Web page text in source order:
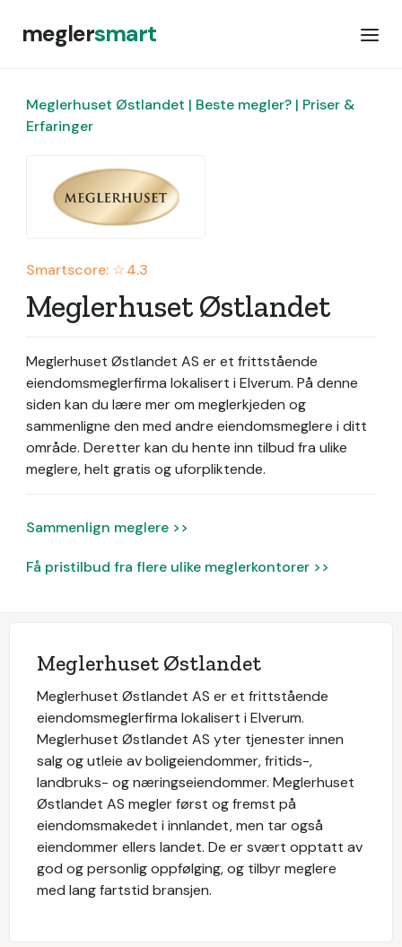
meglersmart
Meglerhuset Østlandet | Beste megler? | Priser &
Erfaringer
Smartscore: ☆4.3
Meglerhuset Østlandet
Meglerhuset Østlandet AS er et frittstående
eiendomsmeglerfirma lokalisert i Elverum. På denne
siden kan du lære mer om meglerkjeden og
sammenligne den med andre eiendomsmeglere i ditt
område. Deretter kan du hente inn tilbud fra ulike
meglere, helt gratis og uforpliktende.
Sammenlign meglere >>
Få pristilbud fra flere ulike meglerkontorer >>
Meglerhuset Østlandet
Meglerhuset Østlandet AS er et frittstående
eiendomsmeglerfirma lokalisert i Elverum.
Meglerhuset Østlandet AS yter tjenester innen
salg og utleie av boligeiendommer, fritids-,
landbruks- og næringseiendommer. Meglerhuset
Østlandet AS megler først og fremst på
eiendomsmakedet i innlandet, men tar også
eiendommer ellers landet. De er svært opptatt av
god og personlig oppfølging, og tilbyr meglere
med lang fartstid bransjen.